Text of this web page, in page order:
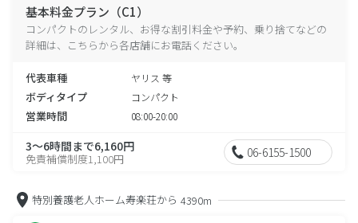
基本料金プラン（C1）
コンパクトのレンタル、お得な割引料金や予約、乗り捨てなどの
詳細は、こちらから各店舗にお電話ください。
代表車種 ヤリス 等
ボディタイプ コンパクト
営業時間 08:00-20:00
3～6時間まで6,160円
免責補償制度1,100円 06-6155-1500
特別養護老人ホーム寿楽荘から 4390m